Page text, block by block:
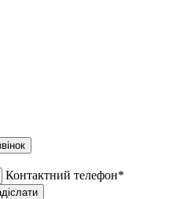
Контактний телефон*